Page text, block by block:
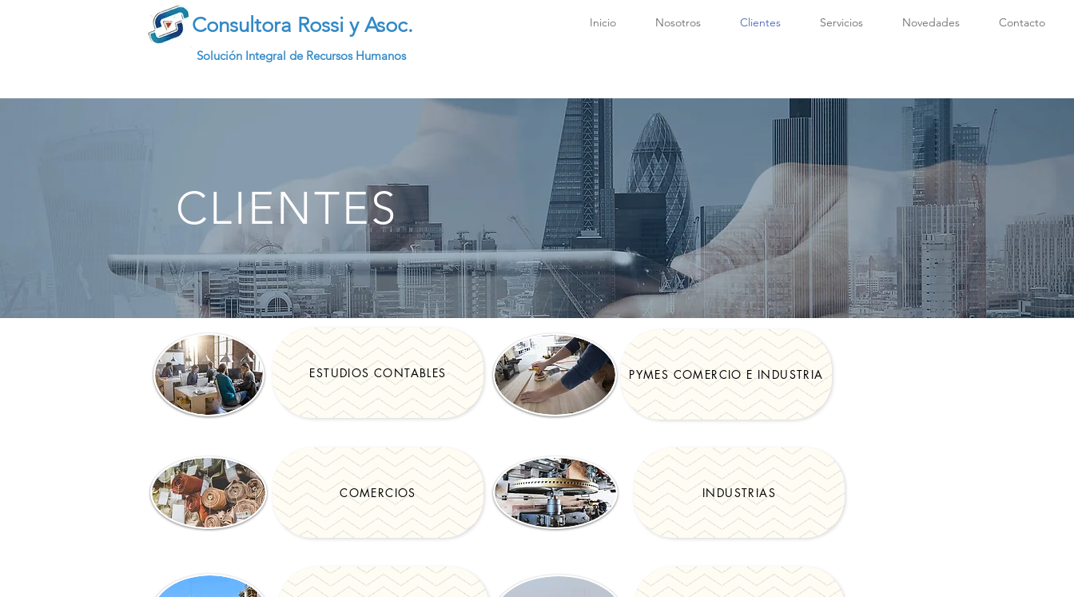
Consultora Rossi y Asoc.
Solución Integral de Recursos Humanos
Inicio Nosotros Clientes Servicios Novedades Contacto
CLIENTES
ESTUDIOS CONTABLES PYMES COMERCIO E INDUSTRIA
COMERCIOS INDUSTRIAS